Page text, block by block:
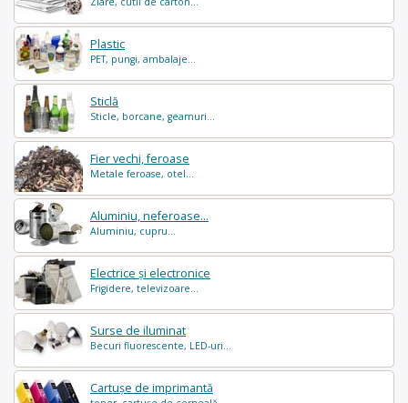
Plastic
PET, pungi, ambalaje...
Sticlă
Sticle, borcane, geamuri...
Fier vechi, feroase
Metale feroase, otel...
Aluminiu, neferoase...
Aluminiu, cupru...
Electrice și electronice
Frigidere, televizoare...
Surse de iluminat
Becuri fluorescente, LED-uri...
Cartușe de imprimantă